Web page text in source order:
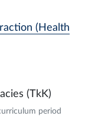
(Health
(TkK)
period